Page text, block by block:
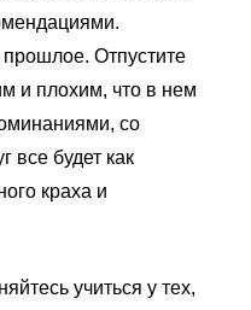
Отпустите
и плохим, что в нем
со
все будет как
краха и
учиться у тех,